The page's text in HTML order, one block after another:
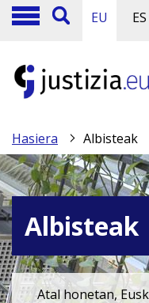
EU ES
Hasiera Albisteak
Albisteak
Atal honetan,